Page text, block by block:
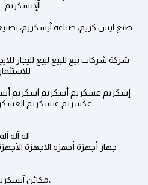
الإيسكريم
صنع ايس كريم، صناعة آيسكريم،
شركة شركات بيع للبيع لبيع لليجار للايجار
إسكريم عسكريم أسكريم آسكريم
عكسريم عيسكريم
اله آله
جهاز أجهزة أجهزه الاجهزة
مكائن آيسكريم، مكاين ايسكريم، مكائن التسالي،